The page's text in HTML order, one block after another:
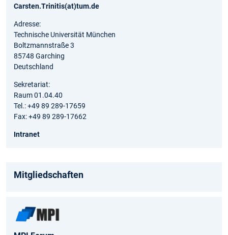
Carsten.Trinitis(at)tum.de
Adresse:
Technische Universität München
Boltzmannstraße 3
85748 Garching
Deutschland
Sekretariat:
Raum 01.04.40
Tel.: +49 89 289-17659
Fax: +49 89 289-17662
Intranet
Mitgliedschaften